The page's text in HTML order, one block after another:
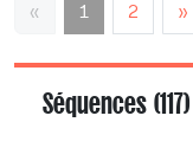
« 1 2 »
Séquences (117)